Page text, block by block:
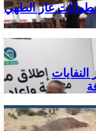
غاز الطهي